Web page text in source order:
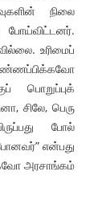
நிலை
உரிமைப்
பொறுப்புக்
சிலே, பெரு
போல்
என்பது
அரசாங்கம்